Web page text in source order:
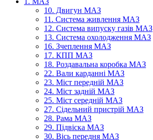
10. Двигун МАЗ
11. Система живлення МАЗ
12. Система випуску газів МАЗ
13. Система охолодження МАЗ
16. Зчеплення МАЗ
17. КПП МАЗ
18. Роздавальна коробка МАЗ
22. Вали карданні МАЗ
23. Міст передній МАЗ
24. Міст задній МАЗ
25. Міст середній МАЗ
27. Сідельний пристрій МАЗ
28. Рама МАЗ
29. Підвіска МАЗ
30. Вісь передня МАЗ